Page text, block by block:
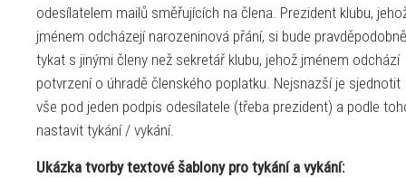
odesílatelem mailů směřujících na člena. Prezident klubu,
jménem odcházejí narozeninová přání, si bude pravděpodobně
tykat s jinými členy než sekretář klubu, jehož jménem odchází
potvrzení o úhradě členského poplatku. Nejsnazší je sjednotit
vše pod jeden podpis odesílatele (třeba prezident) a podle
nastavit tykání / vykání.
Ukázka tvorby textové šablony pro tykání a vykání: